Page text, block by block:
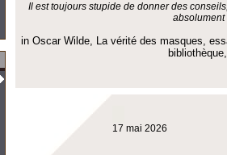
Il est toujours stupide de donner des
absolument
in Oscar Wilde, La vérité des masques,
17 mai 2026